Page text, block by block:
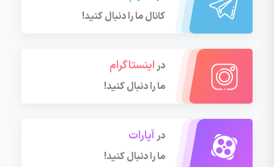
کانال ما را دنبال کنید!
دراینستاگرام
ما را دنبال کنید!
درآپارات
ما را دنبال کنید!